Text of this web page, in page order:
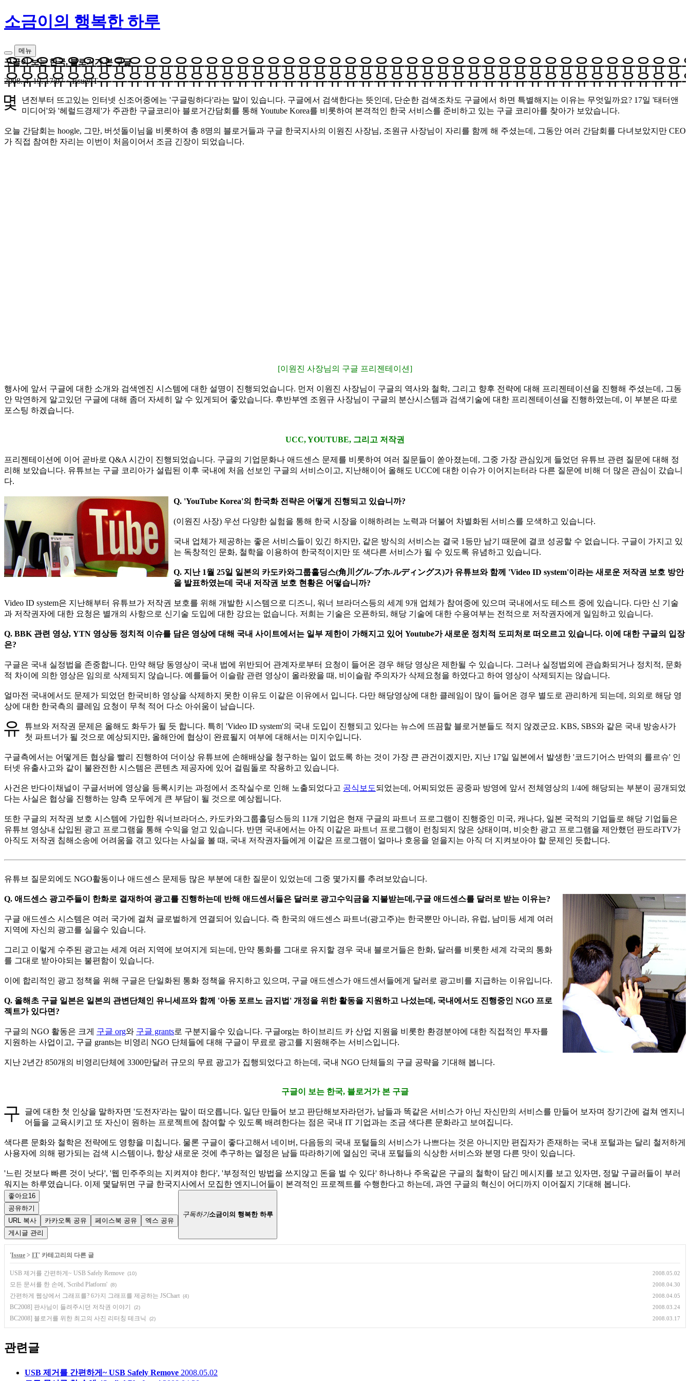
소금이의 행복한 하루
메뉴
구글이 보는 한국, 블로거가 본 구글
2008. 4. 19. 17:07ㆍIssue/IT
년전부터 뜨고있는 인터넷 신조어중에는 '구글링하다'라는 말이 있습니다. 구글에서 검색한다는 뜻인데, 단순한 검색조차도 구글에서 하면 특별해지는 이유는 무엇일까요? 17일 '태터앤
미디어'와 '헤럴드경제'가 주관한 구글코리아 블로거간담회를 통해 Youtube Korea를 비롯하여 본격적인 한국 서비스를 준비하고 있는 구글 코리아를 찾아가 보았습니다.
오늘 간담회는 hoogle, 그만, 버섯돌이님을 비롯하여 총 8명의 블로거들과 구글 한국지사의 이원진 사장님, 조원규 사장님이 자리를 함께 해 주셨는데, 그동안 여러 간담회를 다녀보았지만 CEO
가 직접 참여한 자리는 이번이 처음이어서 조금 긴장이 되었습니다.
[이원진 사장님의 구글 프리젠테이션]
행사에 앞서 구글에 대한 소개와 검색엔진 시스템에 대한 설명이 진행되었습니다. 먼저 이원진 사장님이 구글의 역사와 철학, 그리고 향후 전략에 대해 프리젠테이션을 진행해 주셨는데, 그동
안 막연하게 알고있던 구글에 대해 좀더 자세히 알 수 있게되어 좋았습니다. 후반부엔 조원규 사장님이 구글의 분산시스템과 검색기술에 대한 프리젠테이션을 진행하였는데, 이 부분은 따로
포스팅 하겠습니다.
UCC, YOUTUBE, 그리고 저작권
프리젠테이션에 이어 곧바로 Q&A 시간이 진행되었습니다. 구글의 기업문화나 애드센스 문제를 비롯하여 여러 질문들이 쏟아졌는데, 그중 가장 관심있게 들었던 유튜브 관련 질문에 대해 정
리해 보았습니다. 유튜브는 구글 코리아가 설립된 이후 국내에 처음 선보인 구글의 서비스이고, 지난해이어 올해도 UCC에 대한 이슈가 이어지는터라 다른 질문에 비해 더 많은 관심이 갔습니
다.
Q. 'YouTube Korea'의 한국화 전략은 어떻게 진행되고 있습니까?
(이원진 사장) 우선 다양한 실험을 통해 한국 시장을 이해하려는 노력과 더불어 차별화된 서비스를 모색하고 있습니다.
국내 업체가 제공하는 좋은 서비스들이 있긴 하지만, 같은 방식의 서비스는 결국 1등만 남기 때문에 결코 성공할 수 없습니다. 구글이 가지고 있
는 독창적인 문화, 철학을 이용하여 한국적이지만 또 색다른 서비스가 될 수 있도록 유념하고 있습니다.
Q. 지난 1월 25일 일본의 카도카와그룹홀딩스(角川グル-プホ-ルディングス)가 유튜브와 함께 'Video ID system'이라는 새로운 저작권 보호 방안
을 발표하였는데 국내 저작권 보호 현황은 어떻습니까?
Video ID system은 지난해부터 유튜브가 저작권 보호를 위해 개발한 시스템으로 디즈니, 워너 브라더스등의 세계 9개 업체가 참여중에 있으며 국내에서도 테스트 중에 있습니다. 다만 신 기술
과 저작권자에 대한 요청은 별개의 사항으로 신기술 도입에 대한 강요는 없습니다. 저희는 기술은 오픈하되, 해당 기술에 대한 수용여부는 전적으로 저작권자에게 일임하고 있습니다.
Q. BBK 관련 영상, YTN 영상등 정치적 이슈를 담은 영상에 대해 국내 사이트에서는 일부 제한이 가해지고 있어 Youtube가 새로운 정치적 도피처로 떠오르고 있습니다. 이에 대한 구글의 입장
은?
구글은 국내 실정법을 존중합니다. 만약 해당 동영상이 국내 법에 위반되어 관계자로부터 요청이 들어온 경우 해당 영상은 제한될 수 있습니다. 그러나 실정법외에 관습화되거나 정치적, 문화
적 차이에 의한 영상은 임의로 삭제되지 않습니다. 예를들어 이슬람 관련 영상이 올라왔을 때, 비이슬람 주의자가 삭제요청을 하였다고 하여 영상이 삭제되지는 않습니다.
얼마전 국내에서도 문제가 되었던 한국비하 영상을 삭제하지 못한 이유도 이같은 이유에서 입니다. 다만 해당영상에 대한 클레임이 많이 들어온 경우 별도로 관리하게 되는데, 의외로 해당 영
상에 대한 한국측의 클레임 요청이 무척 적어 다소 아쉬움이 남습니다.
튜브와 저작권 문제은 올해도 화두가 될 듯 합니다. 특히 'Video ID system'의 국내 도입이 진행되고 있다는 뉴스에 뜨끔할 블로거분들도 적지 않겠군요. KBS, SBS와 같은 국내 방송사가
첫 파트너가 될 것으로 예상되지만, 올해안에 협상이 완료될지 여부에 대해서는 미지수입니다.
구글측에서는 어떻게든 협상을 빨리 진행하여 더이상 유튜브에 손해배상을 청구하는 일이 없도록 하는 것이 가장 큰 관건이겠지만, 지난 17일 일본에서 발생한 '코드기어스 반역의 를르슈' 인
터넷 유출사고와 같이 불완전한 시스템은 콘텐츠 제공자에 있어 걸림돌로 작용하고 있습니다.
사건은 반다이채널이 구글서버에 영상을 등록시키는 과정에서 조작실수로 인해 노출되었다고 공식보도되었는데, 어찌되었든 공중파 방영에 앞서 전체영상의 1/4에 해당되는 부분이 공개되었
다는 사실은 협상을 진행하는 양측 모두에게 큰 부담이 될 것으로 예상됩니다.
또한 구글의 저작권 보호 시스템에 가입한 워너브라더스, 카도카와그룹홀딩스등의 11개 기업은 현재 구글의 파트너 프로그램이 진행중인 미국, 캐나다, 일본 국적의 기업들로 해당 기업들은
유튜브 영상내 삽입된 광고 프로그램을 통해 수익을 얻고 있습니다. 반면 국내에서는 아직 이같은 파트너 프로그램이 런칭되지 않은 상태이며, 비슷한 광고 프로그램을 제안했던 판도라TV가
아직도 저작권 침해소송에 어려움을 겪고 있다는 사실을 볼 때, 국내 저작권자들에게 이같은 프로그램이 얼마나 호응을 얻을지는 아직 더 지켜보아야 할 문제인 듯합니다.
유튜브 질문외에도 NGO활동이나 애드센스 문제등 많은 부분에 대한 질문이 있었는데 그중 몇가지를 추려보았습니다.
Q. 애드센스 광고주들이 한화로 결재하여 광고를 진행하는데 반해 애드센서들은 달러로 광고수익금을 지불받는데,구글 애드센스를 달러로 받는 이유는?
구글 애드센스 시스템은 여러 국가에 걸쳐 글로벌하게 연결되어 있습니다. 즉 한국의 애드센스 파트너(광고주)는 한국뿐만 아니라, 유럽, 남미등 세계 여러
지역에 자신의 광고를 실을수 있습니다.
그리고 이렇게 수주된 광고는 세계 여러 지역에 보여지게 되는데, 만약 통화를 그대로 유지할 경우 국내 블로거들은 한화, 달러를 비롯한 세계 각국의 통화
를 그대로 받아야되는 불편함이 있습니다.
이에 합리적인 광고 정책을 위해 구글은 단일화된 통화 정책을 유지하고 있으며, 구글 애드센스가 애드센서들에게 달러로 광고비를 지급하는 이유입니다.
Q. 올해초 구글 일본은 일본의 관변단체인 유니세프와 함께 '아동 포르노 금지법' 개정을 위한 활동을 지원하고 나섰는데, 국내에서도 진행중인 NGO 프로
젝트가 있다면?
구글의 NGO 활동은 크게 구글 org와 구글 grants로 구분지을수 있습니다. 구글org는 하이브리드 카 산업 지원을 비롯한 환경분야에 대한 직접적인 투자를
지원하는 사업이고, 구글 grants는 비영리 NGO 단체들에 대해 구글이 무료로 광고를 지원해주는 서비스입니다.
지난 2년간 850개의 비영리단체에 3300만달러 규모의 무료 광고가 집행되었다고 하는데, 국내 NGO 단체들의 구글 공략을 기대해 봅니다.
구글이 보는 한국, 블로거가 본 구글
글에 대한 첫 인상을 말하자면 '도전자'라는 말이 떠오릅니다. 일단 만들어 보고 판단해보자라던가, 남들과 똑같은 서비스가 아닌 자신만의 서비스를 만들어 보자며 장기간에 걸쳐 엔지니
어들을 교육시키고 또 자신이 원하는 프로젝트에 참여할 수 있도록 배려한다는 점은 국내 IT 기업과는 조금 색다른 문화라고 보여집니다.
색다른 문화와 철학은 전략에도 영향을 미칩니다. 물론 구글이 좋다고해서 네이버, 다음등의 국내 포털들의 서비스가 나쁘다는 것은 아니지만 편집자가 존재하는 국내 포털과는 달리 철저하게
사용자에 의해 평가되는 검색 시스템이나, 항상 새로운 것에 추구하는 열정은 남들 따라하기에 열심인 국내 포털들의 식상한 서비스와 분명 다른 맛이 있습니다.
'느린 것보다 빠른 것이 낫다', '웹 민주주의는 지켜져야 한다', '부정적인 방법을 쓰지않고 돈을 벌 수 있다' 하나하나 주옥같은 구글의 철학이 담긴 메시지를 보고 있자면, 정말 구글러들이 부러
워지는 하루였습니다. 이제 몇달뒤면 구글 한국지사에서 모집한 엔지니어들이 본격적인 프로젝트를 수행한다고 하는데, 과연 구글의 혁신이 어디까지 이어질지 기대해 봅니다.
좋아요 16
공유하기
URL 복사
카카오톡 공유 페이스북 공유
엑스 공유
게시글 관리
구독하기소금이의 행복한 하루
'Issue > IT' 카테고리의 다른 글
USB 제거를 간편하게~ USB Safely Remove (10) 2008.05.02
모든 문서를 한 손에, 'Scribd Platform' (8) 2008.04.30
간편하게 웹상에서 그래프를? 6가지 그래프를 제공하는 JSChart (4) 2008.04.05
BC2008] 판사님이 들려주시던 저작권 이야기 (2) 2008.03.24
BC2008] 블로거를 위한 최고의 사진 리터칭 테크닉 (2) 2008.03.17
관련글
USB 제거를 간편하게~ USB Safely Remove 2008.05.02